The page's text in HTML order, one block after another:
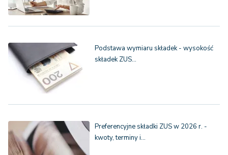
Podstawa wymiaru składek - wysokość
składek ZUS…
Preferencyjne składki ZUS w 2026 r. -
kwoty, terminy i…